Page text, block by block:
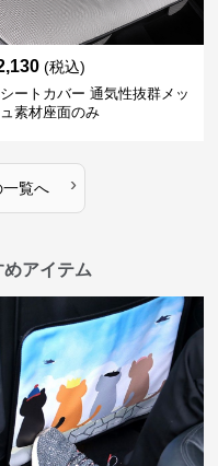
(税込)
ートカバー 通気性抜群メッ
素材座面のみ
一覧へ ›
アイテム